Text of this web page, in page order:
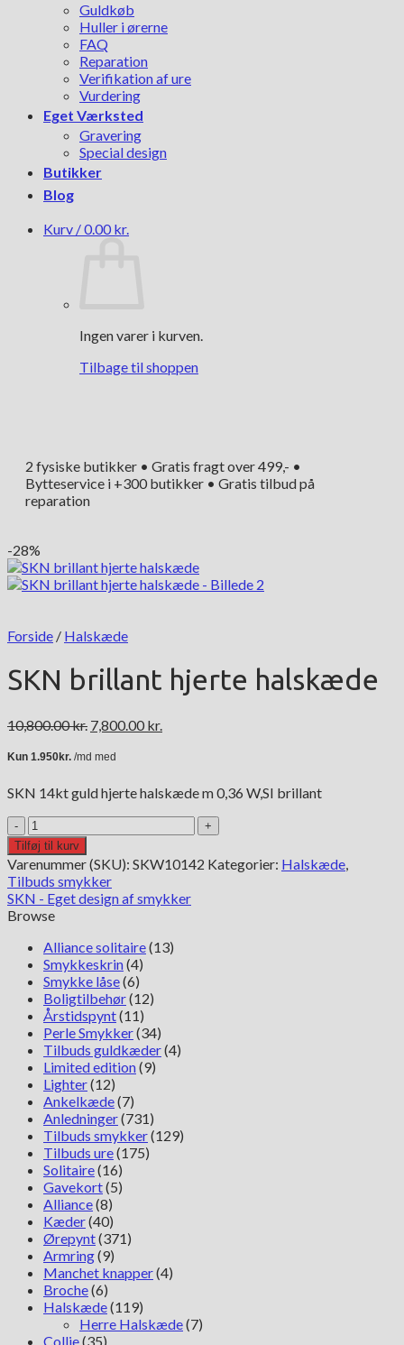
Guldkøb
Huller i ørerne
FAQ
Reparation
Verifikation af ure
Vurdering
Eget Værksted
Gravering
Special design
Butikker
Blog
Kurv /0.00 kr.
Ingen varer i kurven.
Tilbage til shoppen
2 fysiske butikker • Gratis fragt over 499,- •
Bytteservice i +300 butikker • Gratis tilbud på
reparation
-28%
Forside / Halskæde
SKN brillant hjerte halskæde
10,800.00kr. Den
pris
10,800.00 kr..
7,800.00 kr.
7,800.00 kr..
SKN 14kt guld hjerte halskæde m 0,36 W,SI brillant
SKN
brillant
hjerte
halskæde
antal
Tilføj til kurv
Varenummer (SKU): SKW10142 Kategorier: Halskæde,
Tilbuds smykker
SKN - Eget design af smykker
Browse
Alliance solitaire(13)
Smykkeskrin(4)
Smykke låse(6)
Boligtilbehør(12)
Årstidspynt(11)
Perle Smykker(34)
Tilbuds guldkæder(4)
Limited edition(9)
Lighter(12)
Ankelkæde(7)
Anledninger(731)
Tilbuds smykker(129)
Tilbuds ure(175)
Solitaire(16)
Gavekort(5)
Alliance(8)
Kæder(40)
Ørepynt(371)
Armring(9)
Manchet knapper(4)
Broche(6)
Halskæde(119)
Herre Halskæde(7)
Collie(35)